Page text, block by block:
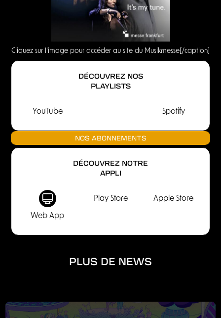
Cliquez sur l'image pour accéder au site du Musikmesse[/caption]
DÉCOUVREZ NOS
PLAYLISTS
YouTube Spotify
NOS ABONNEMENTS
DÉCOUVREZ NOTRE
APPLI
Web App
Play Store Apple Store
PLUS DE NEWS